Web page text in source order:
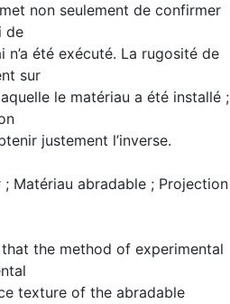
non seulement de confirmer
de
été exécuté. La rugosité de
sur
le matériau a été installé ;
justement l’inverse.
Matériau abradable ; Projection
the method of experimental
texture of the abradable